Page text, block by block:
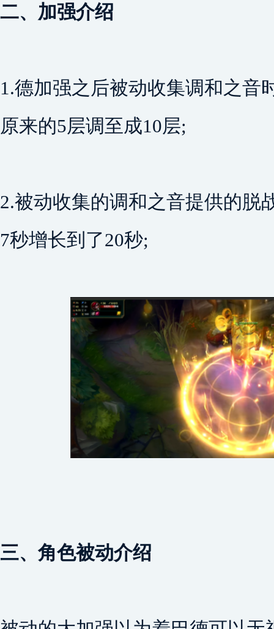
二、加强介绍
1.德加强之后被动收集调和之音
原来的5层调至成10层;
2.被动收集的调和之音提供的脱
7秒增长到了20秒;
三、角色被动介绍